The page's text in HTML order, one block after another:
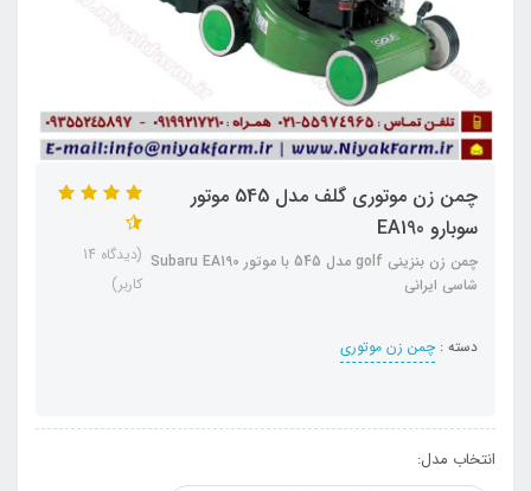
چمن زن موتوری گلف مدل 545 موتور
سوبارو EA190
چمن زن بنزینی golf مدل 545 با موتور Subaru EA190
شاسی ایرانی
دسته : چمن زن موتوری
(دیدگاه 14
کاربر)
انتخاب مدل: